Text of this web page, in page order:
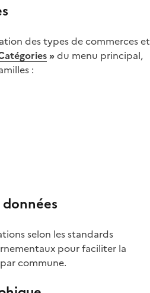
des types de commerces et
»du menu principal,
:
selon les standards
pour faciliter la
commune.